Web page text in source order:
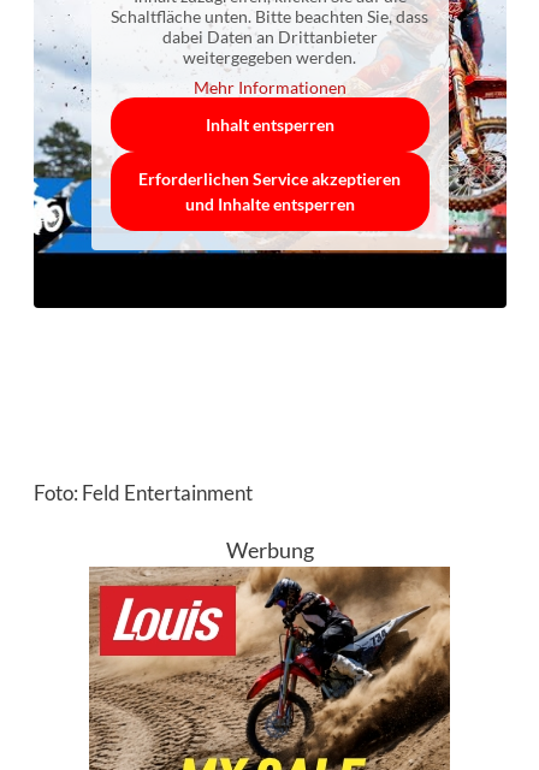
Schaltfläche unten. Bitte beachten Sie, dass
dabei Daten an Drittanbieter
weitergegeben werden.
Mehr Informationen
Inhalt entsperren
Erforderlichen Service akzeptieren
und Inhalte entsperren
Foto: Feld Entertainment
Werbung